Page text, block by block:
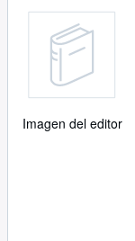
Imagen del editor